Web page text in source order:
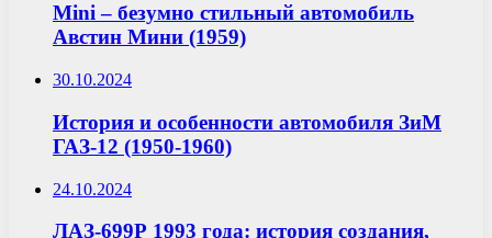
Mini – безумно стильный автомобиль
Австин Мини (1959)
30.10.2024
История и особенности автомобиля ЗиМ
ГАЗ-12 (1950-1960)
24.10.2024
ЛАЗ-699Р 1993 года: история создания,